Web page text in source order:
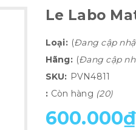
Le Labo
Loại: (Đang cập
Hãng: (Đang cập
SKU: PVN4811
: Còn hàng (20)
600.000₫